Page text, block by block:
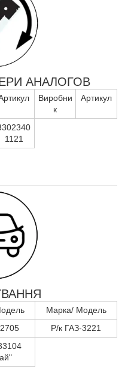
АНАЛОГОВ
Виробни
к
Артикул
1121
Марка/ Модель
Р/к ГАЗ-3221